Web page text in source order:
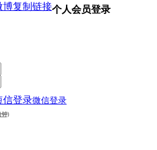
博复制链接个人会员登录
信登录微信登录
钟)